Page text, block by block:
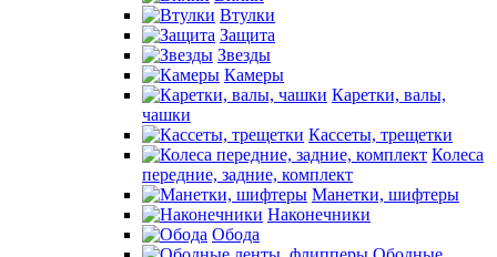
Втулки
Защита
Звезды
Камеры
Каретки, валы,
чашки
Кассеты, трещетки
Колеса
передние, задние, комплект
Манетки, шифтеры
Наконечники
Обода